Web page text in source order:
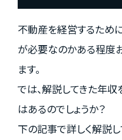
不動産を経営するため
が必要なのかある程度
ます。
では、解説してきた年
はあるのでしょうか？
下の記事で詳しく解説